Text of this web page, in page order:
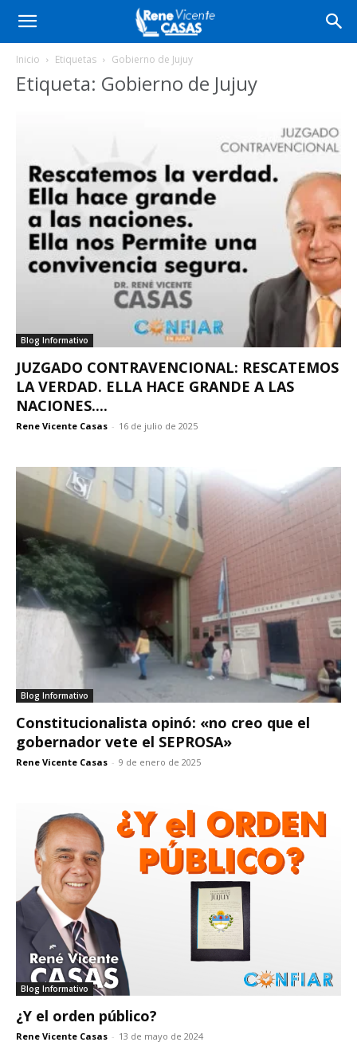
Inicio Etiquetas Gobierno de Jujuy
Etiqueta: Gobierno de Jujuy
Blog Informativo
JUZGADO CONTRAVENCIONAL: RESCATEMOS
LA VERDAD. ELLA HACE GRANDE A LAS
NACIONES....
Rene Vicente Casas - 16 de julio de 2025
Blog Informativo
Constitucionalista opinó: «no creo que el
gobernador vete el SEPROSA»
Rene Vicente Casas - 9 de enero de 2025
Blog Informativo
¿Y el orden público?
Rene Vicente Casas - 13 de mayo de 2024